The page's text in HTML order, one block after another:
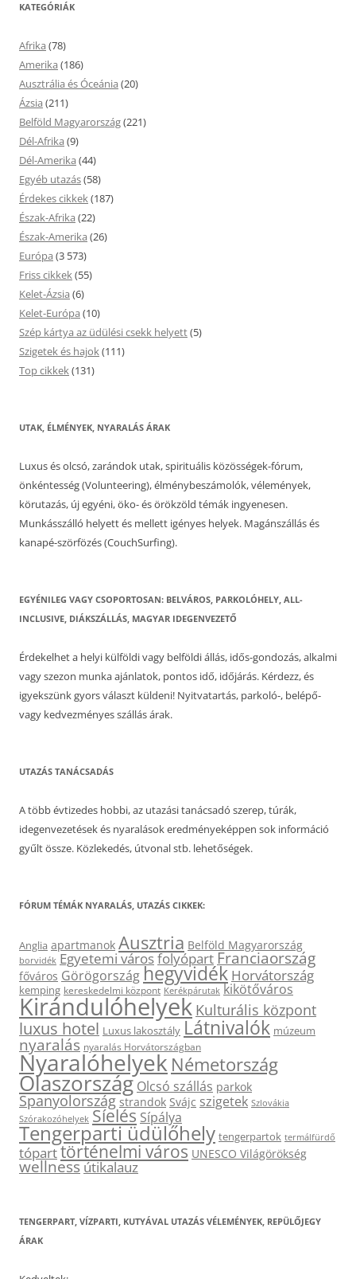
KATEGÓRIÁK
Afrika (78)
Amerika (186)
Ausztrália és Óceánia (20)
Ázsia (211)
Belföld Magyarország(221)
Dél-Afrika (9)
Dél-Amerika (44)
Egyéb utazás(58)
Érdekes cikkek(187)
Észak-Afrika (22)
Észak-Amerika (26)
Európa (3 573)
Friss cikkek(55)
Kelet-Ázsia (6)
Kelet-Európa (10)
Szép kártya az üdülési csekk helyett(5)
Szigetek és hajok(111)
Top cikkek(131)
UTAK, ÉLMÉNYEK, NYARALÁS ÁRAK
Luxus és olcsó, zarándok utak, spirituális közösségek-fórum,
önkéntesség (Volunteering), élménybeszámolók, vélemények,
körutazás, új egyéni, öko- és örökzöld témák ingyenesen.
Munkásszálló helyett és mellett igényes helyek. Magánszállás és
kanapé-szörfözés (CouchSurfing).
EGYÉNILEG VAGY CSOPORTOSAN: BELVÁROS, PARKOLÓHELY, ALL-
INCLUSIVE, DIÁKSZÁLLÁS, MAGYAR IDEGENVEZETŐ
Érdekelhet a helyi külföldi vagy belföldi állás, idős-gondozás, alkalmi
vagy szezon munka ajánlatok, pontos idő, időjárás. Kérdezz, és
igyekszünk gyors választ küldeni! Nyitvatartás, parkoló-, belépő-
vagy kedvezményes szállás árak.
UTAZÁS TANÁCSADÁS
A több évtizedes hobbi, az utazási tanácsadó szerep, túrák,
idegenvezetések és nyaralások eredményeképpen sok információ
gyűlt össze. Közlekedés, útvonal stb. lehetőségek.
FÓRUM TÉMÁK NYARALÁS, UTAZÁS CIKKEK:
Anglia apartmanok Ausztria Belföld Magyarország
borvidék Egyetemi városfolyópartFranciaország
főváros Görögországhegyvidék Horvátország
kemping kereskedelmi központ Kerékpárutak kikötőváros
Kirándulóhelyek Kulturális központ
luxus hotel Luxus lakosztály Látnivalók múzeum
nyaralás nyaralás Horvátországban
Nyaralóhelyek Németország
Olaszország Olcsó szállás parkok
Spanyolország strandok Svájc szigetek Szlovákia
Szórakozóhelyek Síelés Sípálya
Tengerparti üdülőhely tengerpartok termálfürdő
tóparttörténelmi város UNESCO Világörökség
wellnessútikalauz
TENGERPART, VÍZPARTI, KUTYÁVAL UTAZÁS VÉLEMÉNYEK, REPÜLŐJEGY
ÁRAK